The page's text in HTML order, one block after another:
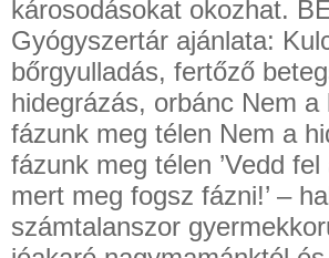
károsodásokat okozhat.
Gyógyszertár ajánlata:
bőrgyulladás, fertőző
hidegrázás, orbánc Nem a
fázunk meg télen Nem a
fázunk meg télen ’Vedd
mert meg fogsz fázni!’ –
számtalanszor